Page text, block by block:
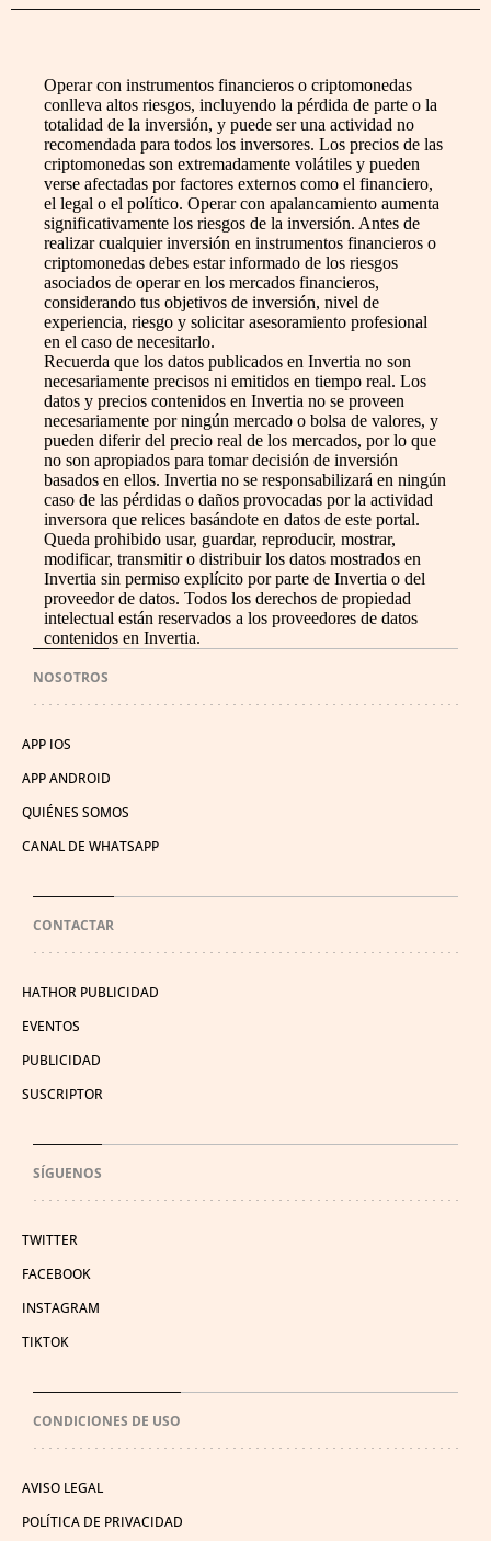
Operar con instrumentos financieros o criptomonedas
conlleva altos riesgos, incluyendo la pérdida de parte o la
totalidad de la inversión, y puede ser una actividad no
recomendada para todos los inversores. Los precios de las
criptomonedas son extremadamente volátiles y pueden
verse afectadas por factores externos como el financiero,
el legal o el político. Operar con apalancamiento aumenta
significativamente los riesgos de la inversión. Antes de
realizar cualquier inversión en instrumentos financieros o
criptomonedas debes estar informado de los riesgos
asociados de operar en los mercados financieros,
considerando tus objetivos de inversión, nivel de
experiencia, riesgo y solicitar asesoramiento profesional
en el caso de necesitarlo.
Recuerda que los datos publicados en Invertia no son
necesariamente precisos ni emitidos en tiempo real. Los
datos y precios contenidos en Invertia no se proveen
necesariamente por ningún mercado o bolsa de valores, y
pueden diferir del precio real de los mercados, por lo que
no son apropiados para tomar decisión de inversión
basados en ellos. Invertia no se responsabilizará en ningún
caso de las pérdidas o daños provocadas por la actividad
inversora que relices basándote en datos de este portal.
Queda prohibido usar, guardar, reproducir, mostrar,
modificar, transmitir o distribuir los datos mostrados en
Invertia sin permiso explícito por parte de Invertia o del
proveedor de datos. Todos los derechos de propiedad
intelectual están reservados a los proveedores de datos
contenidos en Invertia.
NOSOTROS
APP IOS
APP ANDROID
QUIÉNES SOMOS
CANAL DE WHATSAPP
CONTACTAR
HATHOR PUBLICIDAD
EVENTOS
PUBLICIDAD
SUSCRIPTOR
SÍGUENOS
TWITTER
FACEBOOK
INSTAGRAM
TIKTOK
CONDICIONES DE USO
AVISO LEGAL
POLÍTICA DE PRIVACIDAD